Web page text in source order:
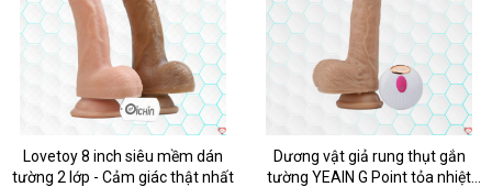
Lovetoy 8 inch siêu mềm dán
tường 2 lớp - Cảm giác thật nhất
Dương vật giả rung thụt gắn
tường YEAIN G Point tỏa nhiệt